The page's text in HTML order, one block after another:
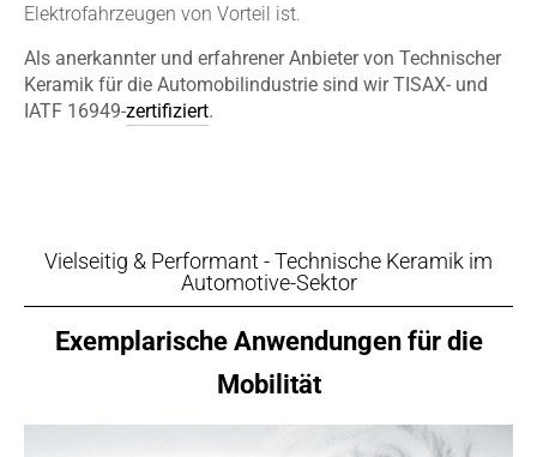
Elektrofahrzeugen von Vorteil ist.
Als anerkannter und erfahrener Anbieter von Technischer
Keramik für die Automobilindustrie sind wir TISAX- und
IATF 16949-zertifiziert.
Vielseitig & Performant - Technische Keramik im
Automotive-Sektor
Exemplarische Anwendungen für die
Mobilität